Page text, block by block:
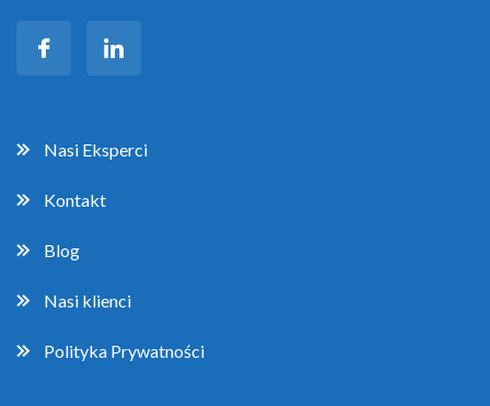
Nasi Eksperci
Kontakt
Blog
Nasi klienci
Polityka Prywatności